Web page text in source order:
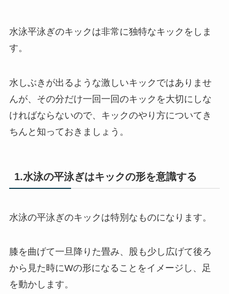
水泳平泳ぎのキックは非常に独特なキックをしま
す。
水しぶきが出るような激しいキックではありませ
んが、その分だけ一回一回のキックを大切にしな
ければならないので、キックのやり方についてき
ちんと知っておきましょう。
1.水泳の平泳ぎはキックの形を意識する
水泳の平泳ぎのキックは特別なものになります。
膝を曲げて一旦降りた畳み、股も少し広げて後ろ
から見た時にWの形になることをイメージし、足
を動かします。